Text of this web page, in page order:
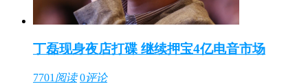
丁磊现身夜店打碟 继续押宝4亿电音市场
7701 阅读 0评论